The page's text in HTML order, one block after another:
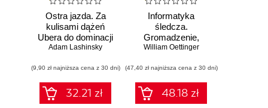
Ostra jazda. Za
kulisami dążeń
Ubera do dominacji
na świecie
Adam Lashinsky
(9,90 zł najniższa cena z 30 dni)
32.21 zł
Informatyka
śledcza.
Gromadzenie,
analiza i
dowodów
elektronicznych dla
początkujących.
Wydanie II
William Oettinger
(47,40 zł najniższa cena z 30 dni)
48.18 zł